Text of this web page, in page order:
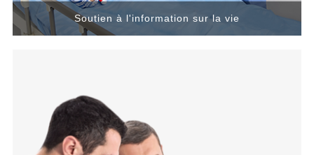
Soutien à l'information sur la vie